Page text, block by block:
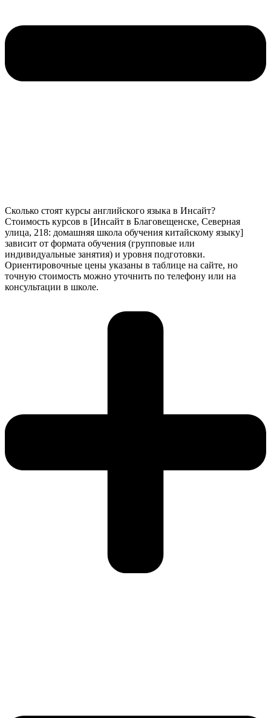
Сколько стоят курсы английского языка в Инсайт?
Стоимость курсов в [Инсайт в Благовещенске, Северная
улица, 218: домашняя школа обучения китайскому языку]
зависит от формата обучения (групповые или
индивидуальные занятия) и уровня подготовки.
Ориентировочные цены указаны в таблице на сайте, но
точную стоимость можно уточнить по телефону или на
консультации в школе.